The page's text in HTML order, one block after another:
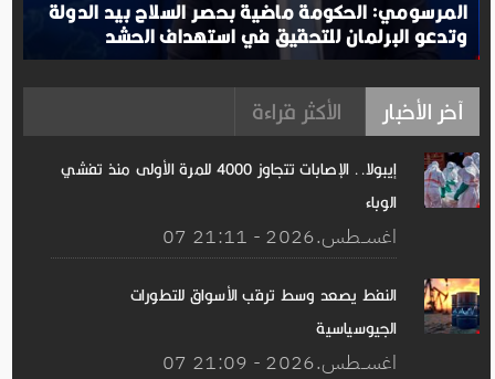
المرسومي: الحكومة ماضية بحصر السلاح بيد الدولة
وتدعو البرلمان للتحقيق في استهداف الحشد
آخر الأخبار الأكثر قراءة
إيبولا.. الإصابات تتجاوز 4000 للمرة الأولى منذ تفشي
الوباء
07 اغســطس.2026 - 21:11
النفط يصعد وسط ترقب الأسواق للتطورات
الجيوسياسية
07 اغســطس.2026 - 21:09